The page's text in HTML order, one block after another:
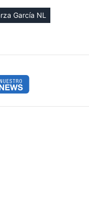
García NL